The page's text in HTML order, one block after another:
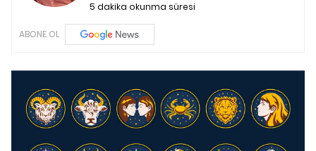
5 dakika okunma süresi
ABONE OL